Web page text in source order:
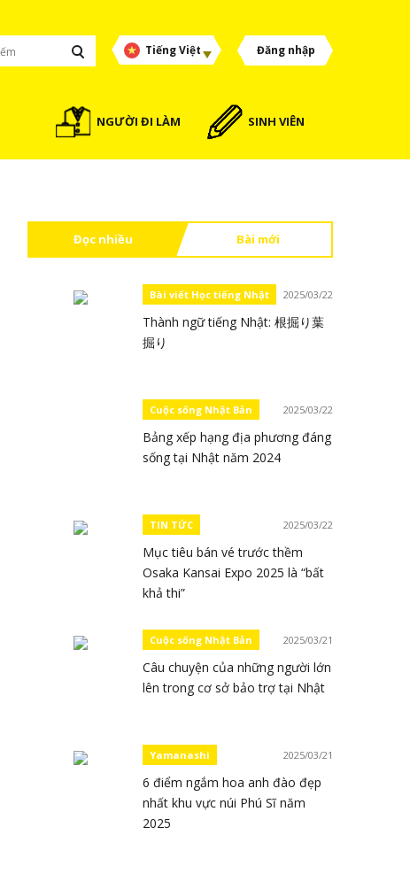
Tiếng Việt Đăng nhập
NGƯỜI ĐI LÀM SINH VIÊN
Đọc nhiều Bài mới
Bài viết Học tiếng Nhật 2025/03/22
Thành ngữ tiếng Nhật: 根掘り葉
掘り
Cuộc sống Nhật Bản 2025/03/22
Bảng xếp hạng địa phương đáng
sống tại Nhật năm 2024
TIN TỨC 2025/03/22
Mục tiêu bán vé trước thềm
Osaka Kansai Expo 2025 là “bất
khả thi”
Cuộc sống Nhật Bản 2025/03/21
Câu chuyện của những người lớn
lên trong cơ sở bảo trợ tại Nhật
Yamanashi 2025/03/21
6 điểm ngắm hoa anh đào đẹp
nhất khu vực núi Phú Sĩ năm
2025